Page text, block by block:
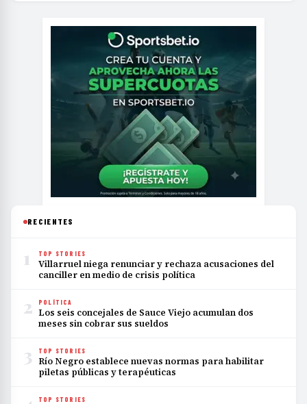
RECIENTES
1 TOP STORIES
Villarruel niega renunciar y rechaza acusaciones del
canciller en medio de crisis política
2 POLÍTICA
Los seis concejales de Sauce Viejo acumulan dos
meses sin cobrar sus sueldos
3 TOP STORIES
Río Negro establece nuevas normas para habilitar
piletas públicas y terapéuticas
TOP STORIES